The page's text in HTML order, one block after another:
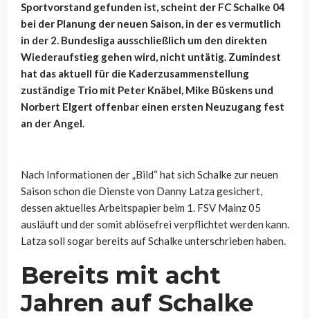
Sportvorstand gefunden ist, scheint der FC Schalke 04
bei der Planung der neuen Saison, in der es vermutlich
in der 2. Bundesliga ausschließlich um den direkten
Wiederaufstieg gehen wird, nicht untätig. Zumindest
hat das aktuell für die Kaderzusammenstellung
zuständige Trio mit Peter Knäbel, Mike Büskens und
Norbert Elgert offenbar einen ersten Neuzugang fest
an der Angel.
Nach Informationen der „Bild“ hat sich Schalke zur neuen
Saison schon die Dienste von Danny Latza gesichert,
dessen aktuelles Arbeitspapier beim 1. FSV Mainz 05
ausläuft und der somit ablösefrei verpflichtet werden kann.
Latza soll sogar bereits auf Schalke unterschrieben haben.
Bereits mit acht
Jahren auf Schalke